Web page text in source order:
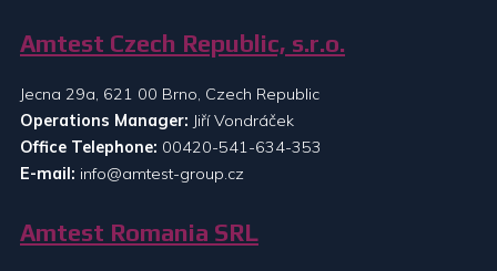
Amtest Czech Republic, s.r.o.
Jecna 29a, 621 00 Brno, Czech Republic
Operations Manager: Jiří Vondráček
Office Telephone: 00420-541-634-353
E-mail: info@amtest-group.cz
Amtest Romania SRL